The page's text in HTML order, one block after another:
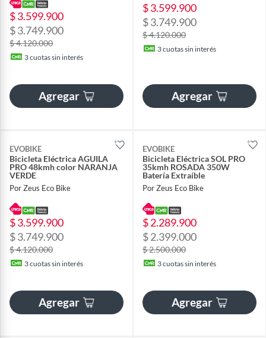
$ 3.599.900
$ 3.749.900
$ 4.120.000
3cuotas sin interés
Agregar
$ 3.599.900
$ 3.749.900
$ 4.120.000
3cuotas sin interés
Agregar
EVOBIKE
Bicicleta Eléctrica AGUILA
PRO 48kmh color NARANJA
VERDE
Por Zeus Eco Bike
$ 3.599.900
$ 3.749.900
$ 4.120.000
3cuotas sin interés
Agregar
EVOBIKE
Bicicleta Eléctrica SOL PRO
35kmh ROSADA 350W
Batería Extraíble
Por Zeus Eco Bike
$ 2.289.900
$ 2.399.000
$ 2.500.000
3cuotas sin interés
Agregar